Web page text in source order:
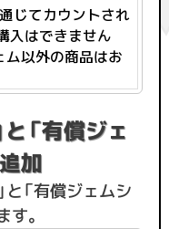
じてカウントされ
入はできません
ム以外の商品はお
と「有償ジェ
加
「有償ジェムシ
。